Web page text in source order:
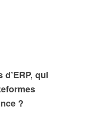
qui
?